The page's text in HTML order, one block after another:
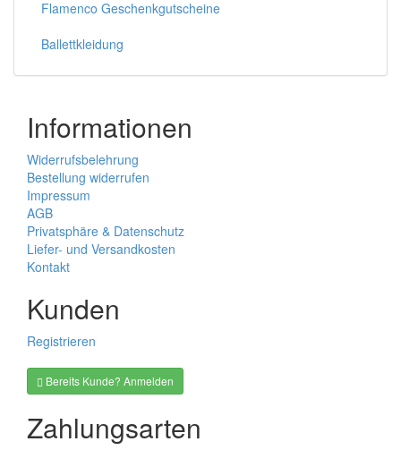
Flamenco Geschenkgutscheine
Ballettkleidung
Informationen
Widerrufsbelehrung
Bestellung widerrufen
Impressum
AGB
Privatsphäre & Datenschutz
Liefer- und Versandkosten
Kontakt
Kunden
Registrieren
Bereits Kunde? Anmelden
Zahlungsarten